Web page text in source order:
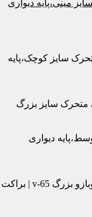
مینی،پایه دیواری
سایز کوچک،پایه
متحرک سایز بزرگ
دیواری
قیمت و خرید براکت دیواری تلویزیون دوبازو بزرگ v-65 | براکت